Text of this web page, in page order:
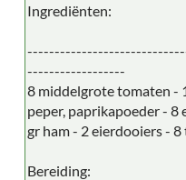
Ingrediënten:
------------------
8 middelgrote tomaten -
peper, paprikapoeder - 8
gr ham - 2 eierdooiers -
Bereiding: